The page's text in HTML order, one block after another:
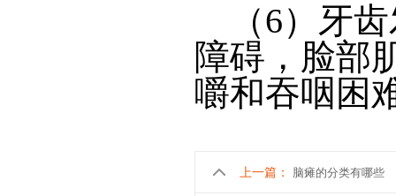
（6） 牙
障碍，脸部
嚼和吞咽困
上一篇： 脑瘫的分类有哪些